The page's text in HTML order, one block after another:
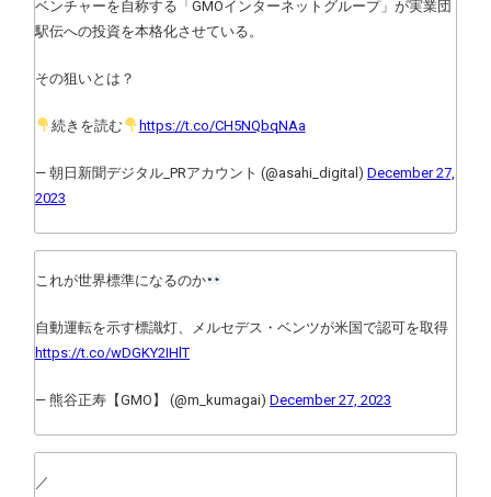
ベンチャーを自称する「GMOインターネットグループ」が実業団
駅伝への投資を本格化させている。
その狙いとは？
続きを読む https://t.co/CH5NQbqNAa
— 朝日新聞デジタル_PRアカウント (@asahi_digital) December 27,
2023
これが世界標準になるのか
自動運転を示す標識灯、メルセデス・ベンツが米国で認可を取得
https://t.co/wDGKY2IHlT
— 熊谷正寿【GMO】 (@m_kumagai) December 27, 2023
／